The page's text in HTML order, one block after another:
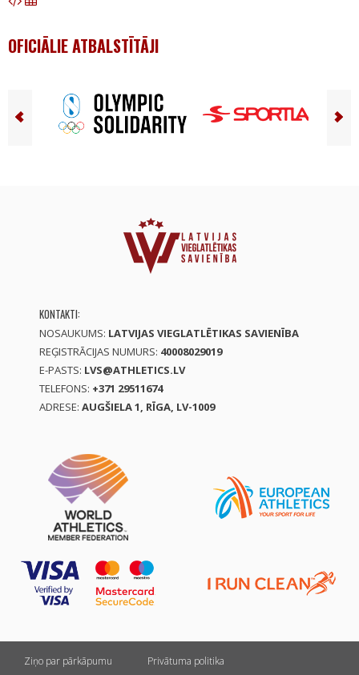
OFICIĀLIE ATBALSTĪTĀJI
KONTAKTI:
NOSAUKUMS: LATVIJAS VIEGLATLĒTIKAS SAVIENĪBA
REĢISTRĀCIJAS NUMURS: 40008029019
E-PASTS: LVS@ATHLETICS.LV
TELEFONS: +371 29511674
ADRESE: AUGŠIELA 1, RĪGA, LV-1009
Ziņo par pārkāpumu
Privātuma politika